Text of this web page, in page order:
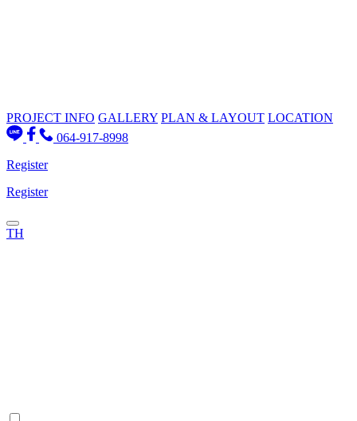
PROJECT INFO GALLERY PLAN & LAYOUT LOCATION
064-917-8998
Register
Register
TH